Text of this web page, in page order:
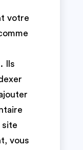
votre
Ils
site
vous